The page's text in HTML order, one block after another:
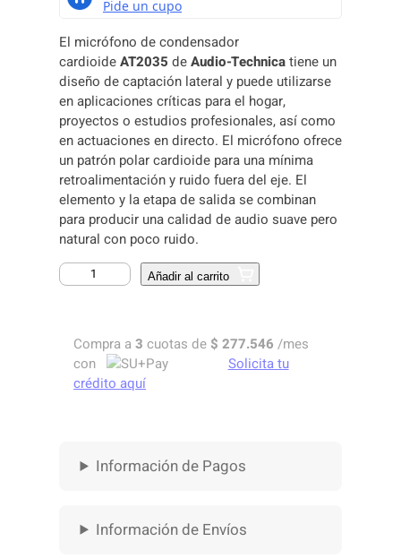
El micrófono de condensador
cardioideAT2035 deAudio-Technicatiene un
diseño de captación lateral y puede utilizarse
en aplicaciones críticas para el hogar,
proyectos o estudios profesionales, así como
en actuaciones en directo. El micrófono ofrece
un patrón polar cardioide para una mínima
retroalimentación y ruido fuera del eje. El
elemento y la etapa de salida se combinan
para producir una calidad de audio suave pero
natural con poco ruido.
M
I
Añadir al carrito
Compra a3 cuotas de $ 277.546 /mes
con
Solicita tu
crédito aquí
Información de Pagos
Información de Envíos